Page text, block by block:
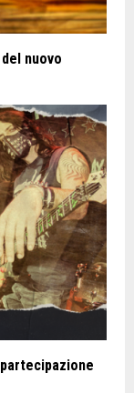
del nuovo
partecipazione